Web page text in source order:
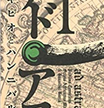
紹
介
そ
の
Ⅰ（テ
ィ
ベ
リ
ウ
ス）